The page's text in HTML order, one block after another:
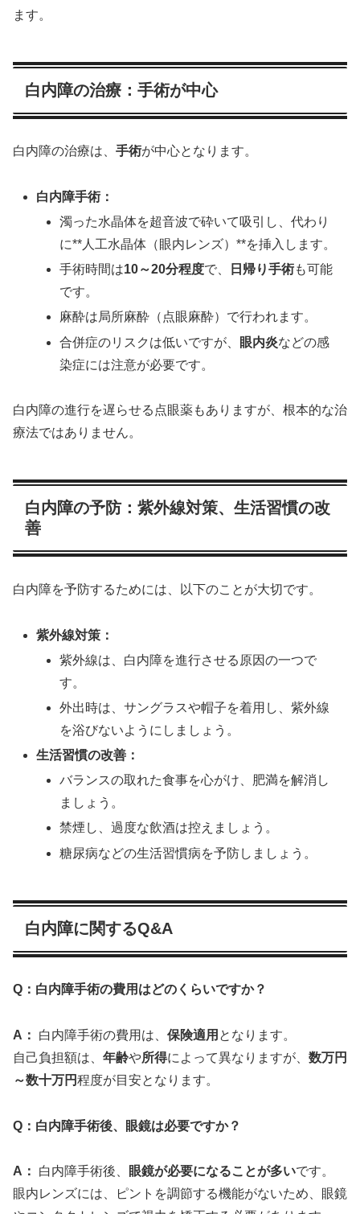
ます。
白内障の治療：手術が中心
白内障の治療は、 手術が中心となります。
白内障手術：
濁った水晶体を超音波で砕いて吸引し、代わり
に**人工水晶体（眼内レンズ）**を挿入します。
手術時間は10～20分程度で、 日帰り手術も可能
です。
麻酔は局所麻酔（点眼麻酔）で行われます。
合併症のリスクは低いですが、 眼内炎などの感
染症には注意が必要です。
白内障の進行を遅らせる点眼薬もありますが、根本的な治
療法ではありません。
白内障の予防：紫外線対策、生活習慣の改
善
白内障を予防するためには、以下のことが大切です。
紫外線対策：
紫外線は、白内障を進行させる原因の一つで
す。
外出時は、サングラスや帽子を着用し、紫外線
を浴びないようにしましょう。
生活習慣の改善：
バランスの取れた食事を心がけ、肥満を解消し
ましょう。
禁煙し、過度な飲酒は控えましょう。
糖尿病などの生活習慣病を予防しましょう。
白内障に関するQ&A
Q：白内障手術の費用はどのくらいですか？
A： 白内障手術の費用は、 保険適用 となります。
自己負担額は、 年齢や所得によって異なりますが、 数万円
～数十万円程度が目安となります。
Q：白内障手術後、眼鏡は必要ですか？
A： 白内障手術後、 眼鏡が必要になることが多いです。
眼内レンズには、ピントを調節する機能がないため、眼鏡